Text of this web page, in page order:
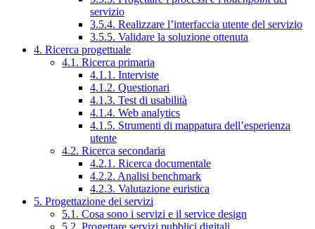
servizio
3.5.4. Realizzare l’interfaccia utente del servizio
3.5.5. Validare la soluzione ottenuta
4. Ricerca progettuale
4.1. Ricerca primaria
4.1.1. Interviste
4.1.2. Questionari
4.1.3. Test di usabilità
4.1.4. Web analytics
4.1.5. Strumenti di mappatura dell’esperienza
utente
4.2. Ricerca secondaria
4.2.1. Ricerca documentale
4.2.2. Analisi benchmark
4.2.3. Valutazione euristica
5. Progettazione dei servizi
5.1. Cosa sono i servizi e il service design
5.2. Progettare servizi pubblici digitali